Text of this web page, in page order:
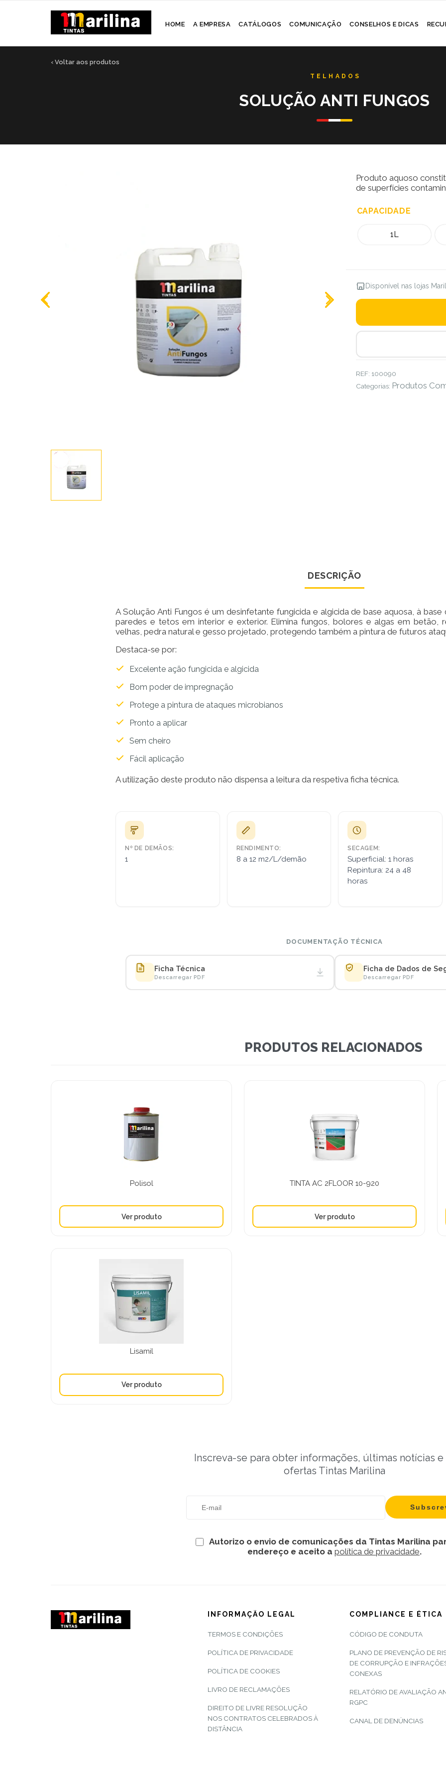
to
HOME A EMPRESA CATÁLOGOS COMUNICAÇÃO CONSELHOS E DICAS
‹ Voltar aos produtos
SOLUÇÃO ANTI FUNGOS
Produto aquoso
de superfícies
CAPACIDADE
1L
Disponível nas lojas
REF: 100090
Categorias: Produtos
DESCRIÇÃO
A Solução Anti Fungos é um desinfetante fungicida e algicida de base aquosa, à
paredes e tetos em interior e exterior. Elimina fungos, bolores e algas em betão,
velhas, pedra natural e gesso projetado, protegendo também a pintura de futuros
Destaca-se por:
Excelente ação fungicida e algicida
Bom poder de impregnação
Protege a pintura de ataques microbianos
Pronto a aplicar
Sem cheiro
Fácil aplicação
A utilização deste produto não dispensa a leitura da respetiva ficha técnica.
Nº DE DEMÃOS:
1
RENDIMENTO:
8 a 12 m2/L/demão
SECAGEM:
Superficial: 1 horas
Repintura: 24 a 48
horas
DOCUMENTAÇÃO TÉCNICA
Ficha Técnica
Descarregar PDF
Ficha de Dados de
Descarregar PDF
PRODUTOS RELACIONADOS
Polisol TINTA AC 2FLOOR 10-920
Lisamil
Inscreva-se para obter informações, últimas notícias e
ofertas Tintas Marilina
Autorizo o envio de comunicações da Tintas Marilina
endereço e aceito a política de privacidade.
INFORMAÇÃO LEGAL
TERMOS E CONDIÇÕES
POLÍTICA DE PRIVACIDADE
POLÍTICA DE COOKIES
LIVRO DE RECLAMAÇÕES
DIREITO DE LIVRE RESOLUÇÃO
NOS CONTRATOS CELEBRADOS À
DISTÂNCIA
COMPLIANCE E ÉTICA
CÓDIGO DE CONDUTA
PLANO DE PREVENÇÃO DE
DE CORRUPÇÃO E
CONEXAS
RELATÓRIO DE AVALIAÇÃO
RGPC
CANAL DE DENÚNCIAS